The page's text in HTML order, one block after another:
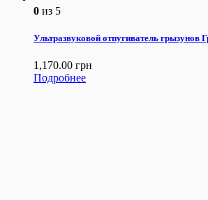
0 из 5
Ультразвуковой отпугиватель грызунов
1,170.00 грн
Подробнее